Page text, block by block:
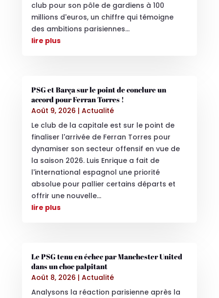
club pour son pôle de gardiens à 100
millions d'euros, un chiffre qui témoigne
des ambitions parisiennes...
lire plus
PSG et Barça sur le point de conclure un
accord pour Ferran Torres !
Août 9, 2026 | Actualité
Le club de la capitale est sur le point de
finaliser l'arrivée de Ferran Torres pour
dynamiser son secteur offensif en vue de
la saison 2026. Luis Enrique a fait de
l'international espagnol une priorité
absolue pour pallier certains départs et
offrir une nouvelle...
lire plus
Le PSG tenu en échec par Manchester United
dans un choc palpitant
Août 8, 2026 | Actualité
Analysons la réaction parisienne après la